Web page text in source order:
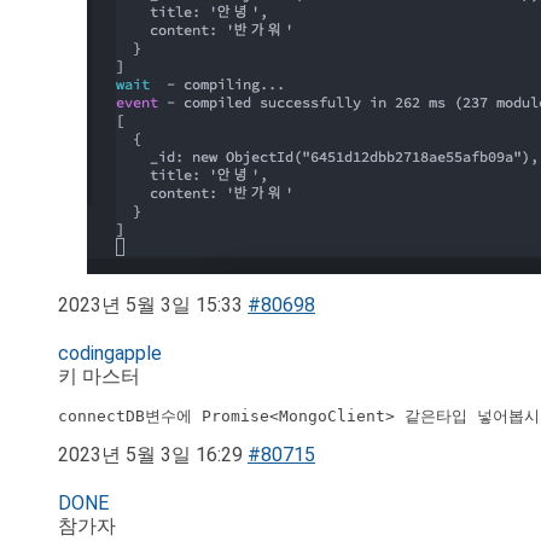
2023년 5월 3일 15:33 #80698
codingapple
키 마스터
connectDB변수에 Promise<MongoClient> 같은타입 넣어봅시
2023년 5월 3일 16:29 #80715
DONE
참가자